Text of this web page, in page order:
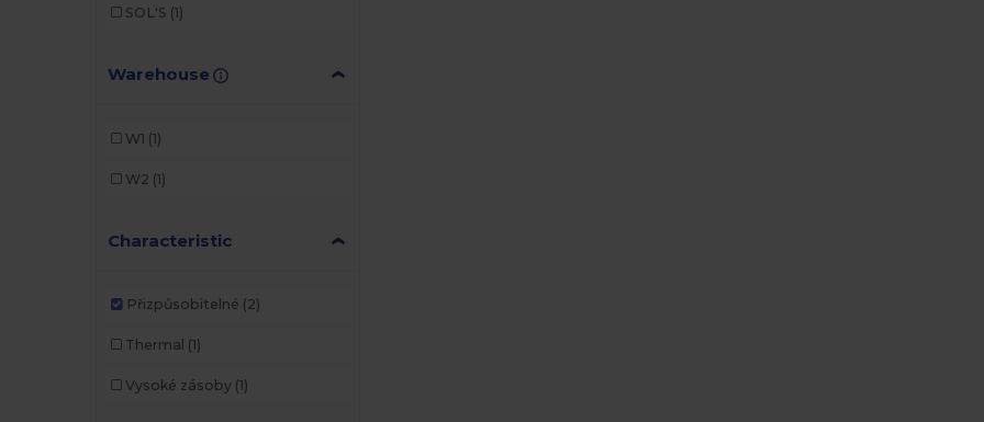
SOL'S (1)
Warehouse
W1 (1)
W2 (1)
Characteristic
Přizpůsobitelné (2)
Thermal (1)
Vysoké zásoby (1)